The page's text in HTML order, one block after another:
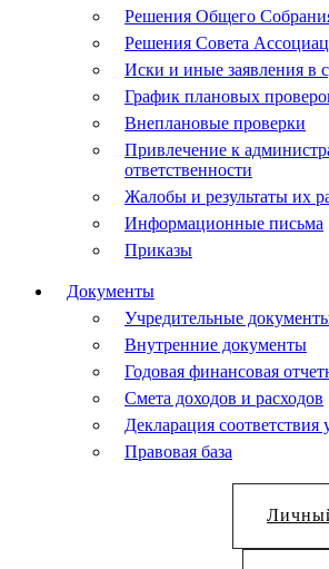
Решения Общего
Решения Совета
Иски и иные заявления в
График плановых
Внеплановые проверки
Привлечение к
ответственности
Жалобы и результаты их
Информационные письма
Приказы
Документы
Учредительные
Внутренние документы
Годовая финансовая
Смета доходов и расходов
Декларация соответствия
Правовая база